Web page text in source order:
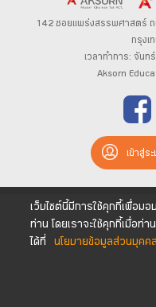
142 ซอยแพร่งสรรพศาสตร์
กรุง
เวลาทำการ: จันท
Aksorn
เข้าสู่ร
เว็บไซต์นี้มีการใช้คุกกี้เพื่อม
ท่าน โดยเราจะใช้คุกกี้เมื่อท่า
ได้ที่
นโยบายข้อมูลส่วนบุคคล